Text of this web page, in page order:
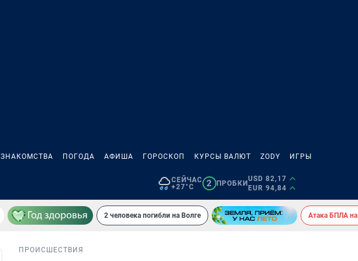
ЗНАКОМСТВА ПОГОДА АФИША ГОРОСКОП КУРСЫ ВАЛЮТ ZODY ИГРЫ
СЕЙЧАС
+27°C
2 ПРОБКИ
USD 82,17
EUR 94,84
2 человека погибли на Волге Атака БПЛА
ПРОИСШЕСТВИЯ